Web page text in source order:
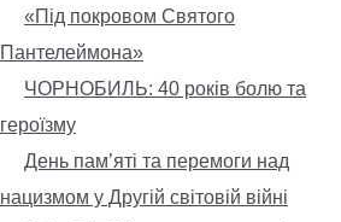
«Під покровом Святого
Пантелеймона»
ЧОРНОБИЛЬ: 40 років болю та
героїзму
День пам’яті та перемоги над
нацизмом у Другій світовій війні